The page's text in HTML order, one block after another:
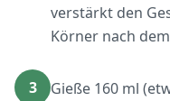
verstärkt den
Körner nach
3
Gieße 160 ml